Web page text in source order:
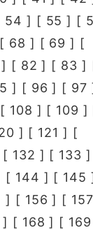
54 ] [ 55 ] [
68 ] [ 69 ] [
] [ 82 ] [ 83 ]
] [ 96 ] [ 97
108 ] [ 109 ]
] [ 121 ] [
132 ] [ 133
[ 144 ] [ 145
] [ 156 ] [ 157
] [ 168 ] [ 169